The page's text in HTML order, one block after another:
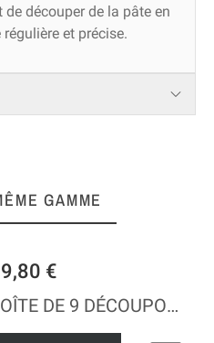
découper de la pâte en
et précise.
GAMME
€
BOÎTE DE 9 DÉCOUPOIRS RONDS CANNELÉS - POLYGLASS